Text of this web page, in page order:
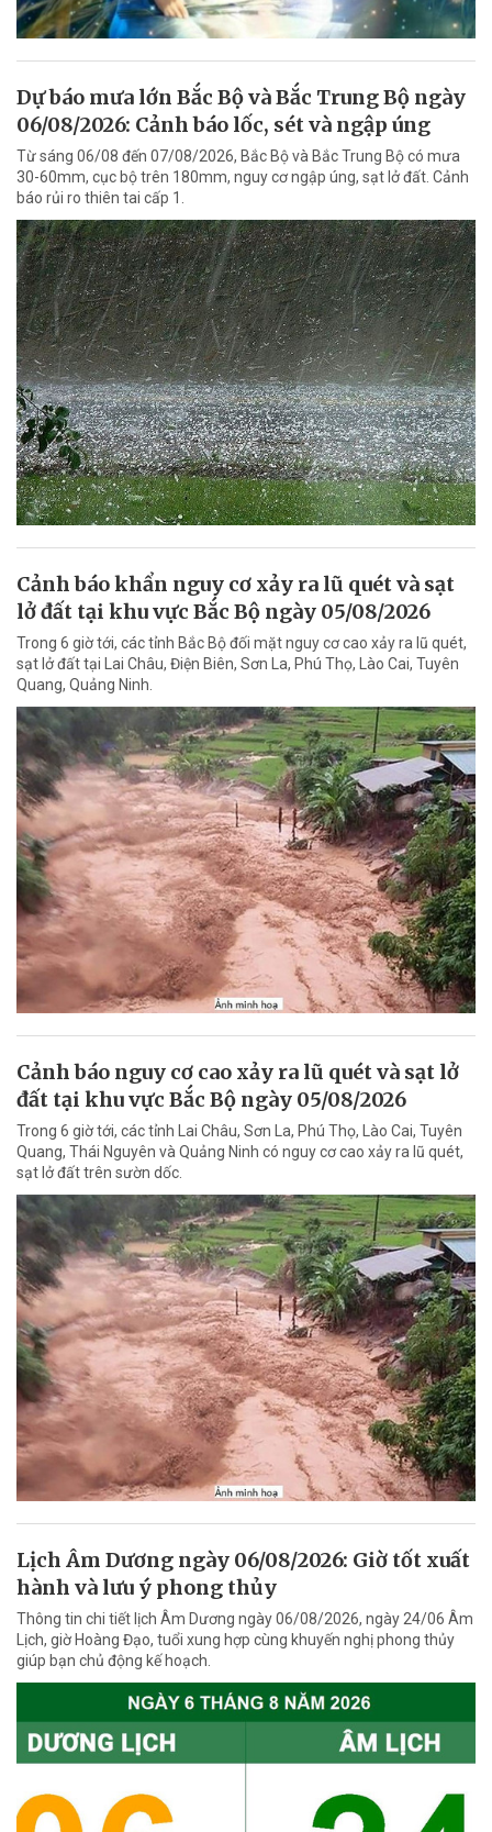
Dự báo mưa lớn Bắc Bộ và Bắc Trung Bộ ngày
06/08/2026: Cảnh báo lốc, sét và ngập úng
Từ sáng 06/08 đến 07/08/2026, Bắc Bộ và Bắc Trung Bộ có mưa
30-60mm, cục bộ trên 180mm, nguy cơ ngập úng, sạt lở đất. Cảnh
báo rủi ro thiên tai cấp 1.
Cảnh báo khẩn nguy cơ xảy ra lũ quét và sạt
lở đất tại khu vực Bắc Bộ ngày 05/08/2026
Trong 6 giờ tới, các tỉnh Bắc Bộ đối mặt nguy cơ cao xảy ra lũ quét,
sạt lở đất tại Lai Châu, Điện Biên, Sơn La, Phú Thọ, Lào Cai, Tuyên
Quang, Quảng Ninh.
Cảnh báo nguy cơ cao xảy ra lũ quét và sạt lở
đất tại khu vực Bắc Bộ ngày 05/08/2026
Trong 6 giờ tới, các tỉnh Lai Châu, Sơn La, Phú Thọ, Lào Cai, Tuyên
Quang, Thái Nguyên và Quảng Ninh có nguy cơ cao xảy ra lũ quét,
sạt lở đất trên sườn dốc.
Lịch Âm Dương ngày 06/08/2026: Giờ tốt xuất
hành và lưu ý phong thủy
Thông tin chi tiết lịch Âm Dương ngày 06/08/2026, ngày 24/06 Âm
Lịch, giờ Hoàng Đạo, tuổi xung hợp cùng khuyến nghị phong thủy
giúp bạn chủ động kế hoạch.